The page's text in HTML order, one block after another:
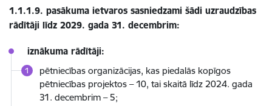
1.1.1.9. pasākuma ietvaros sasniedzami šādi uzraudzības
rādītāji līdz 2029. gada 31. decembrim:
iznākuma rādītāji:
pētniecības organizācijas, kas piedalās kopīgos
pētniecības projektos – 10, tai skaitā līdz 2024. gada
31. decembrim – 5;